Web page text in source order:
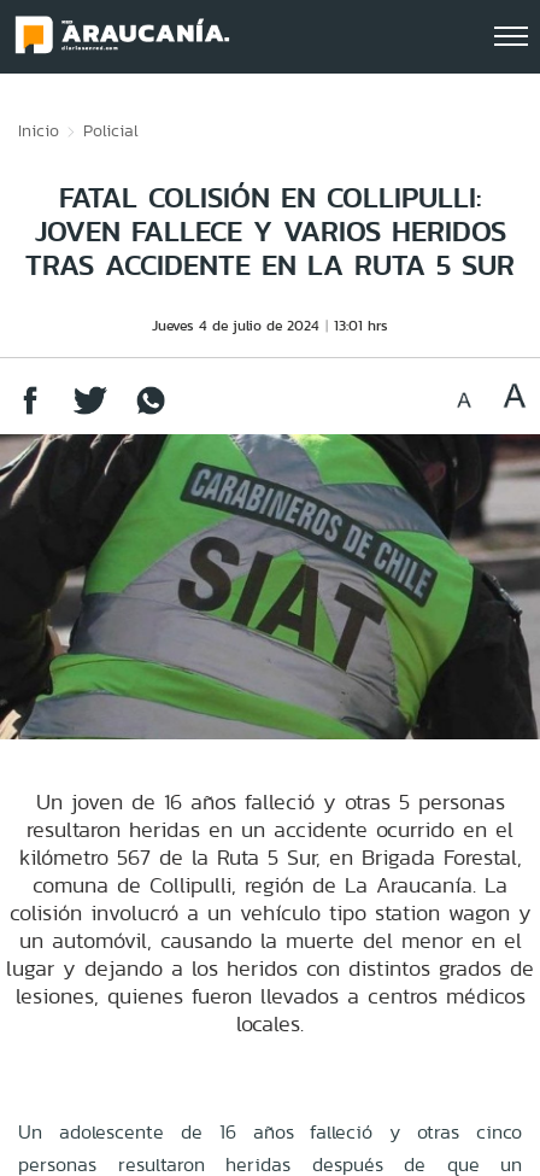
Inicio Policial
FATAL COLISIÓN EN COLLIPULLI:
JOVEN FALLECE Y VARIOS HERIDOS
TRAS ACCIDENTE EN LA RUTA 5 SUR
Jueves 4 de julio de 2024 13:01 hrs
Un joven de 16 años falleció y otras 5 personas
resultaron heridas en un accidente ocurrido en el
kilómetro 567 de la Ruta 5 Sur, en Brigada Forestal,
comuna de Collipulli, región de La Araucanía. La
colisión involucró a un vehículo tipo station wagon y
un automóvil, causando la muerte del menor en el
lugar y dejando a los heridos con distintos grados de
lesiones, quienes fueron llevados a centros médicos
locales.
Un adolescente de 16 años falleció y otras cinco
personas resultaron heridas después de que un